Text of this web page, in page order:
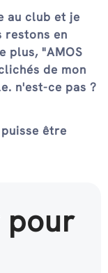
au club et je
restons en
plus, "AMOS
de mon
n'est-ce pas ?
être
pour